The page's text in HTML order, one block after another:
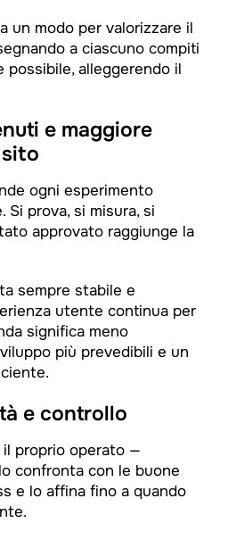
un modo per valorizzare il
a ciascuno compiti
possibile, alleggerendo il
e maggiore
ogni esperimento
prova, si misura, si
approvato raggiunge la
sempre stabile e
utente continua per
significa meno
più prevedibili e un
e controllo
proprio operato —
confronta con le buone
e lo affina fino a quando